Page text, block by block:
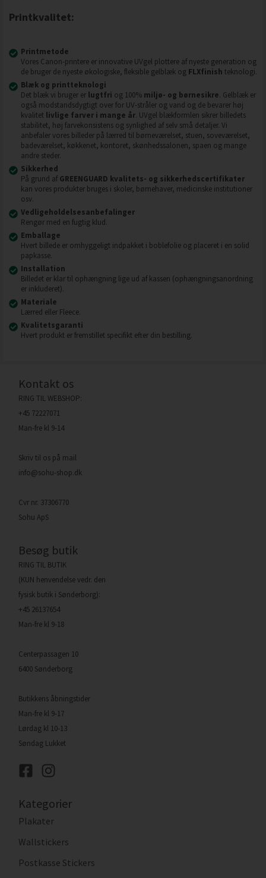
Printkvalitet:
Printmetode
Vores Canon-printere er innovative UVgel plottere af nyeste generation og
de bruger de nyeste økologiske, fleksible gelblæk og FLXfinish teknologi.
Blæk og printteknologi
Det blæk vi bruger er lugtfri og 100% miljø- og børnesikre. Gelblæk er
også modstandsdygtigt over for UV-stråler og vand og de bevarer høj
kvalitet livlige farver i mange år. UVgel blækformlen sikrer billedets
stabilitet, høj farvekonsistens og synlighed af selv små detaljer. Vi
anbefaler vores billeder på lærred til børneværelset, stuen, soveværelset,
badeværelset, køkkenet, kontoret, skønhedssalonen, spaen og mange
andre steder.
Sikkerhed
På grund af GREENGUARD kvalitets- og sikkerhedscertifikater
kan vores produkter bruges i skoler, børnehaver, medicinske institutioner
osv.
Vedligeholdelsesanbefalinger
Rengør med en fugtig klud.
Emballage
Hvert billede er omhyggeligt indpakket i boblefolie og placeret i en solid
papkasse.
Installation
Billedet er klar til ophængning lige ud af kassen (ophængningsanordning
er inkluderet).
Materiale
Lærred eller Fleece.
Kvalitetsgaranti
Hvert produkt er fremstillet specifikt efter din bestilling.
Kontakt os
RING TIL WEBSHOP:
+45 72227071
Man-fre kl 9-14
Skriv til os på mail
info@sohu-shop.dk
Cvr nr. 37306770
Sohu ApS
Besøg butik
RING TIL BUTIK
(KUN henvendelse vedr. den
fysisk butik i Sønderborg):
+45 26137654
Man-fre kl 9-18
Centerpassagen 10
6400 Sønderborg
Butikkens åbningstider
Man-fre kl 9-17
Lørdag kl 10-13
Søndag Lukket
Kategorier
Plakater
Wallstickers
Postkasse Stickers